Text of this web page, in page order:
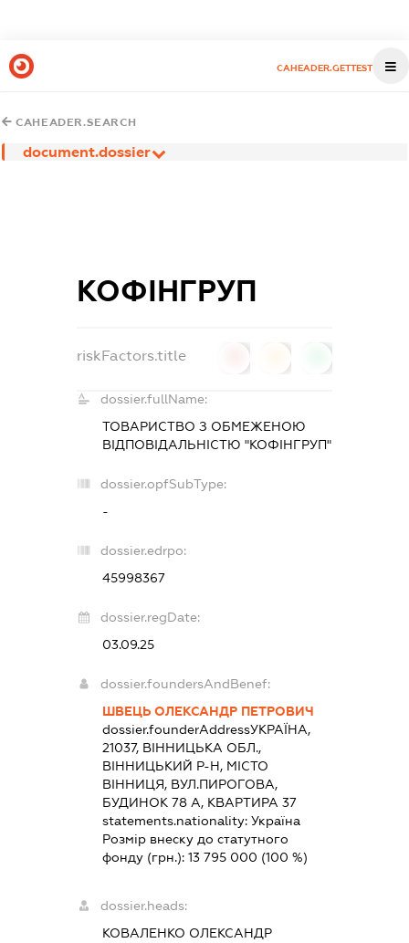
CAHEADER.GETTEST
CAHEADER.SEARCH
document.dossier
КОФІНГРУП
riskFactors.title
dossier.fullName:
ТОВАРИСТВО З ОБМЕЖЕНОЮ
ВІДПОВІДАЛЬНІСТЮ "КОФІНГРУП"
dossier.opfSubType:
-
dossier.edrpo:
45998367
dossier.regDate:
03.09.25
dossier.foundersAndBenef:
ШВЕЦЬ ОЛЕКСАНДР ПЕТРОВИЧ
dossier.founderAddressУКРАЇНА,
21037, ВІННИЦЬКА ОБЛ.,
ВІННИЦЬКИЙ Р-Н, МІСТО
ВІННИЦЯ, ВУЛ.ПИРОГОВА,
БУДИНОК 78 А, КВАРТИРА 37
statements.nationality: Україна
Розмір внеску до статутного
фонду (грн.): 13 795 000 (100 %)
dossier.heads:
КОВАЛЕНКО ОЛЕКСАНДР